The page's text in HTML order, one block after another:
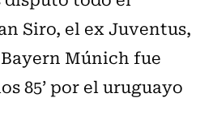
Siro, el ex Juventus,
Múnich fue
85’ por el uruguayo